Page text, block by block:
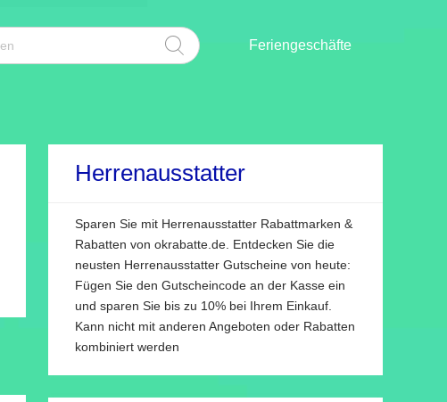
Feriengeschäfte
Herrenausstatter
Sparen Sie mit Herrenausstatter Rabattmarken &
Rabatten von okrabatte.de. Entdecken Sie die
neusten Herrenausstatter Gutscheine von heute:
Fügen Sie den Gutscheincode an der Kasse ein
und sparen Sie bis zu 10% bei Ihrem Einkauf.
Kann nicht mit anderen Angeboten oder Rabatten
kombiniert werden